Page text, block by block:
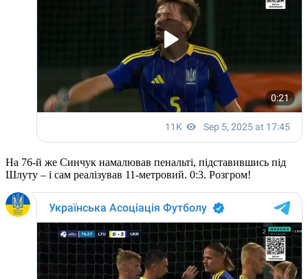
На 76-й же Синчук намалював пенальті, підставившись під
Шлуту – і сам реалізував 11-метровий. 0:3. Розгром!